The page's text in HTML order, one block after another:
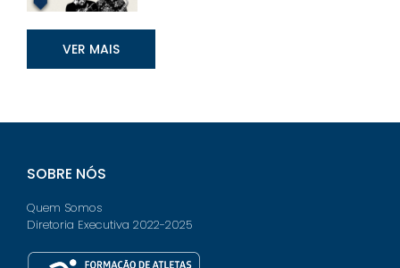
VER MAIS
SOBRE NÓS
Quem Somos
Diretoria Executiva 2022-2025